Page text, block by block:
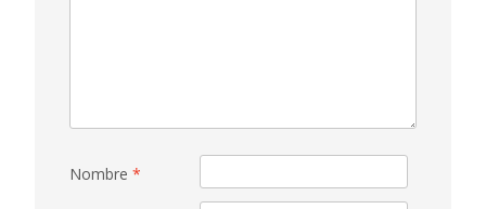
Nombre *